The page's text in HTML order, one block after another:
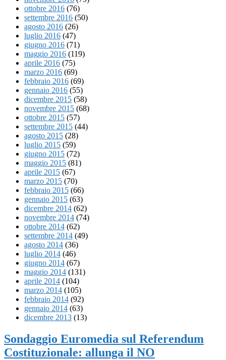
ottobre 2016 (76)
settembre 2016 (50)
agosto 2016 (26)
luglio 2016 (47)
giugno 2016 (71)
maggio 2016 (119)
aprile 2016 (75)
marzo 2016 (69)
febbraio 2016 (69)
gennaio 2016 (55)
dicembre 2015 (58)
novembre 2015 (68)
ottobre 2015 (57)
settembre 2015 (44)
agosto 2015 (28)
luglio 2015 (59)
giugno 2015 (72)
maggio 2015 (81)
aprile 2015 (67)
marzo 2015 (70)
febbraio 2015 (66)
gennaio 2015 (63)
dicembre 2014 (62)
novembre 2014 (74)
ottobre 2014 (62)
settembre 2014 (49)
agosto 2014 (36)
luglio 2014 (46)
giugno 2014 (67)
maggio 2014 (131)
aprile 2014 (104)
marzo 2014 (105)
febbraio 2014 (92)
gennaio 2014 (63)
dicembre 2013 (13)
Sondaggio Euromedia sul Referendum
Costituzionale: allunga il NO